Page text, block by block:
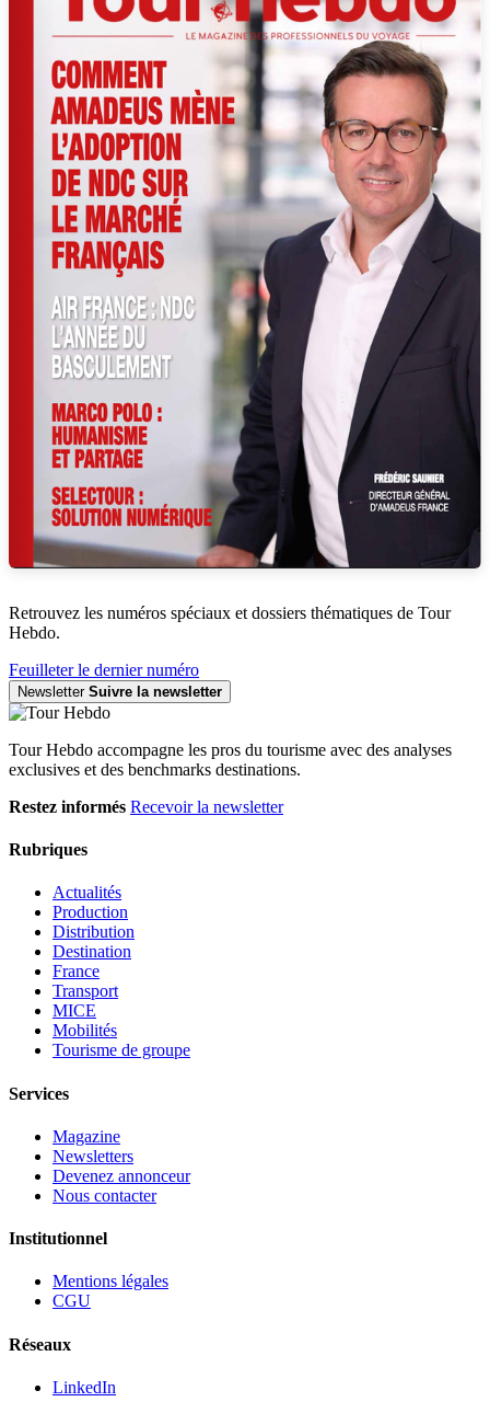
Retrouvez les numéros spéciaux et dossiers thématiques de Tour
Hebdo.
Feuilleter le dernier numéro
Newsletter Suivre la newsletter
Tour Hebdo accompagne les pros du tourisme avec des analyses
exclusives et des benchmarks destinations.
Restez informés Recevoir la newsletter
Rubriques
Actualités
Production
Distribution
Destination
France
Transport
MICE
Mobilités
Tourisme de groupe
Services
Magazine
Newsletters
Devenez annonceur
Nous contacter
Institutionnel
Mentions légales
CGU
Réseaux
LinkedIn